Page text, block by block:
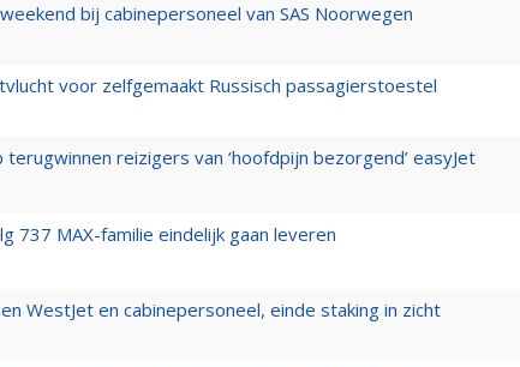
bij cabinepersoneel van SAS Noorwegen
voor zelfgemaakt Russisch passagierstoestel
reizigers van ‘hoofdpijn bezorgend’ easyJet
737 MAX-familie eindelijk gaan leveren
WestJet en cabinepersoneel, einde staking in zicht